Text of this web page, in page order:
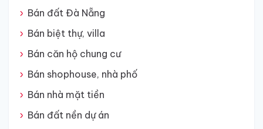
Bán đất Đà Nẵng
Bán biệt thự, villa
Bán căn hộ chung cư
Bán shophouse, nhà phố
Bán nhà mặt tiền
Bán đất nền dự án